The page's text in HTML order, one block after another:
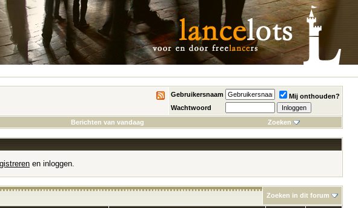
Gebruikersnaam
Mij onthouden?
Wachtwoord
Berichten van vandaag Zoeken
en inloggen.
Zoeken in dit forum